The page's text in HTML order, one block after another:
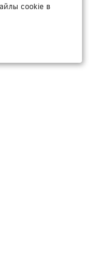
cookie в